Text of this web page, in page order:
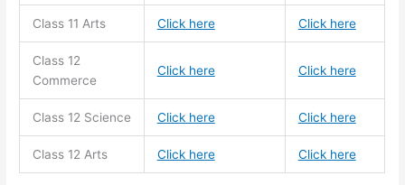
Class 11 Arts Click here Click here
Class 12
Commerce
Click here Click here
Class 12 Science Click here Click here
Class 12 Arts Click here Click here